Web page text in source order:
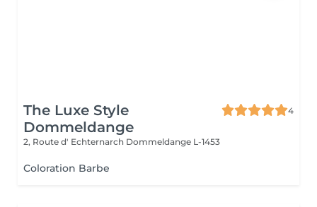
The Luxe Style
Dommeldange
4
2, Route d' Echternarch Dommeldange L-1453
Coloration Barbe